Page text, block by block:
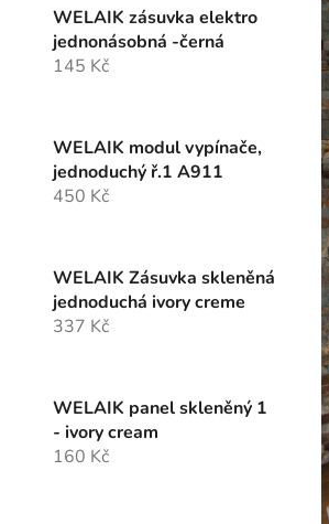
WELAIK zásuvka elektro
jednonásobná -černá
145 Kč
WELAIK modul vypínače,
jednoduchý ř.1 A911
450 Kč
WELAIK Zásuvka skleněná
jednoduchá ivory creme
337 Kč
WELAIK panel skleněný 1
- ivory cream
160 Kč